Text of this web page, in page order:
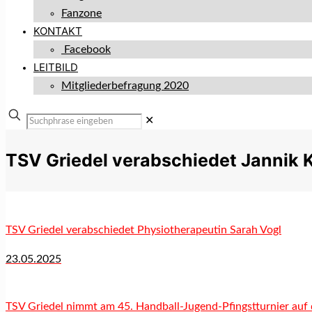
Fanzone
KONTAKT
Facebook
LEITBILD
Mitgliederbefragung 2020
✕
TSV Griedel verabschiedet Jannik
TSV Griedel verabschiedet Physiotherapeutin Sarah Vogl
23.05.2025
TSV Griedel nimmt am 45. Handball-Jugend-Pfingstturnier